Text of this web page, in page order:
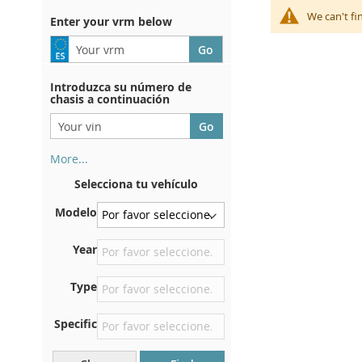
We can't
Enter your vrm below
Introduzca su número de
chasis a continuación
More...
encuentra en el reverso de su
certificado de registro. Y
también en el coche.
En la placa inferior del
asiento delantero derecho
Centrar contra el mamparo
debajo del capó.
Justo en el compartimento
del motor.
Selecciona tu vehículo
Modelo
Year
Type
Specific